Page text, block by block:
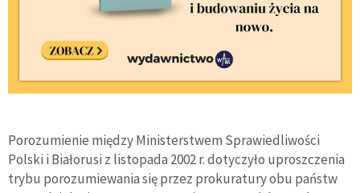
Porozumienie między Ministerstwem Sprawiedliwości
Polski i Białorusi z listopada 2002 r. dotyczyło uproszczenia
trybu porozumiewania się przez prokuratury obu państw